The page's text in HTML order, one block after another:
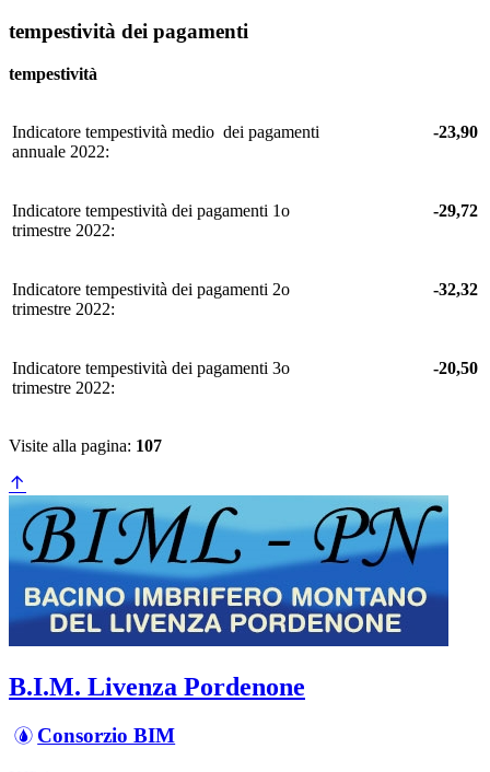
tempestività dei pagamenti
tempestività
Indicatore tempestività medio dei pagamenti
annuale 2022:
-23,90
Indicatore tempestività dei pagamenti 1o
trimestre 2022:
-29,72
Indicatore tempestività dei pagamenti 2o
trimestre 2022:
-32,32
Indicatore tempestività dei pagamenti 3o
trimestre 2022:
-20,50
Visite alla pagina: 107
B.I.M. Livenza Pordenone
Consorzio BIM